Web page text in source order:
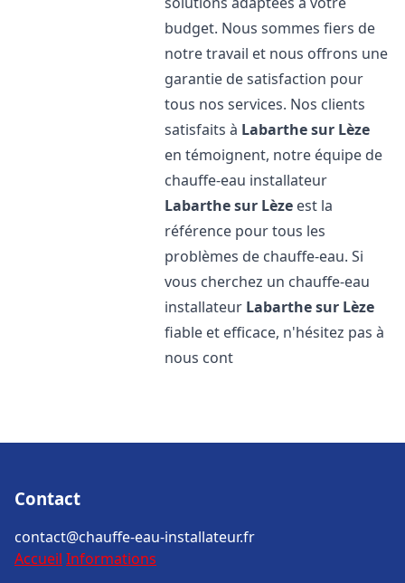
budget. Nous sommes fiers de
notre travail et nous offrons une
garantie de satisfaction pour
tous nos services. Nos clients
satisfaits à Labarthe sur Lèze
en témoignent, notre équipe de
chauffe-eau installateur
Labarthe sur Lèze est la
référence pour tous les
problèmes de chauffe-eau. Si
vous cherchez un chauffe-eau
installateur Labarthe sur Lèze
fiable et efficace, n'hésitez pas à
nous cont
Contact
contact@chauffe-eau-installateur.fr
Accueil Informations